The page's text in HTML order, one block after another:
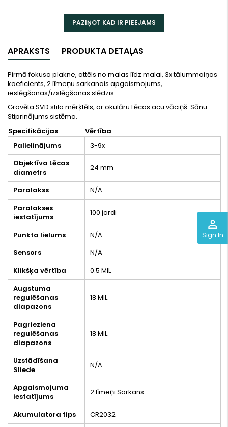
perm_identity
Sign In
PAZIŅOT KAD IR PIEEJAMS
APRAKSTS PRODUKTA DETAĻAS
Pirmā fokusa plakne, attēls no malas līdz malai, 3x tālummaiņas
koeficients, 2 līmeņu sarkanais apgaismojums,
ieslēgšanas/izslēgšanas slēdzis.
Gravēta SVD stila mērķtēls, ar okulāru Lēcas acu vāciņš. Sānu
Stiprinājums sistēma.
Specifikācijas
Vērtība
Palielinājums
3-9x
Objektīva Lēcas
diametrs
24 mm
Paralakss
N/A
Paralakses
iestatījums
100 jardi
Punkta lielums
N/A
Sensors
N/A
Klikšķa vērtība
0.5 MIL
Augstuma
regulēšanas
diapazons
18 MIL
Pagrieziena
regulēšanas
diapazons
18 MIL
Uzstādīšana
Sliede
N/A
Apgaismojuma
iestatījums
2 līmeņi Sarkans
Akumulatora tips
CR2032